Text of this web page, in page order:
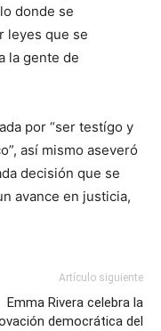
donde se
leyes que se
la gente de
por “ser testígo y
así mismo aseveró
decisión que se
avance en justicia,
Artículo siguiente
Emma Rivera celebra la
democrática del